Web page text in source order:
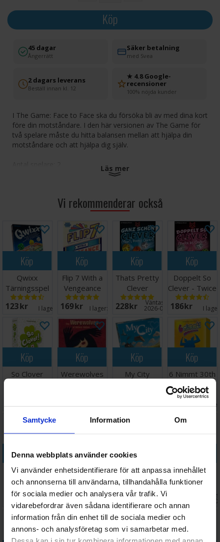
Samtycke Information Om
Denna webbplats använder cookies
Vi använder enhetsidentifierare för att anpassa innehållet
och annonserna till användarna, tillhandahålla funktioner
för sociala medier och analysera vår trafik. Vi
vidarebefordrar även sådana identifierare och annan
information från din enhet till de sociala medier och
annons- och analysföretag som vi samarbetar med.
Köp
45 dagar
Ångerrätt
Säker betalning
med Svea
2 dagars leverans
Beställ innan kl. 12
★ 4.8 Google-
recensioner
100% nöjda kunder
I The Game: Face to Face ska du försöka bli av med dina kort
före din motståndare. I den här versionen av The Game för
två spelare måste du hitta balansen mellan att hjälpa din
motståndare och att hjälpa dig själv.
Läs mer
Vi rekommenderar också
Köp
Qwixx
Tärningsspel
123 SEK I lager:
Köp
Flip 7 With a
Vengeance
Kortspel
169 SEK I lager: 20+
Köp
Thats Pretty
Clever
Tärningsspel
228 SEK Väntas in:
2026-09-30
Köp
Doppelt So
Clever - Twice
as Clever
186 SEK I
Köp
So Clover
Köp
Werewolves
Köp
My City
Köp
6 Nimmt 30th
Anniversary
Ed Kortspel
285 SEK I
Köp
The Brain
Kortspel
178 SEK Väntas in:
2026-08-27
Köp
Bomb
Busters
Brädspel
448 SEK I lager:1
Köp
The Two
Towers Trick-
Taking Game
278 SEK Väntas in:
2026-09-30
Fantasy
Realms Greek
2026-
30%